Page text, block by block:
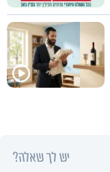
יש לך שאלה?